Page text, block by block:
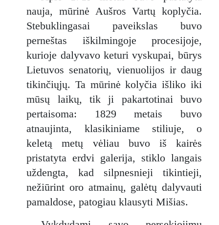
nauja, mūrinė Aušros Vartų koplyčia.
Stebuklingasai paveikslas buvo
perneštas iškilmingoje procesijoje,
kurioje dalyvavo keturi vyskupai, būrys
Lietuvos senatorių, vienuolijos ir daug
tikinčiųjų. Ta mūrinė kolyčia išliko iki
mūsų laikų, tik ji pakartotinai buvo
pertaisoma: 1829 metais buvo
atnaujinta, klasikiniame stiliuje, o
keletą metų vėliau buvo iš kairės
pristatyta erdvi galerija, stiklo langais
uždengta, kad silpnesnieji tikintieji,
nežiūrint oro atmainų, galėtų dalyvauti
pamaldose, patogiau klausyti Mišias.